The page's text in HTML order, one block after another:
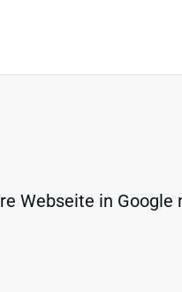
Webseite in